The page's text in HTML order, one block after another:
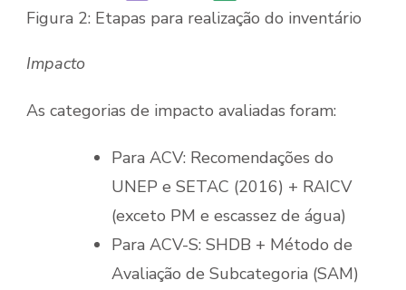
Figura 2: Etapas para realização do inventário
Impacto
As categorias de impacto avaliadas foram:
Para ACV: Recomendações do
UNEP e SETAC (2016) + RAICV
(exceto PM e escassez de água)
Para ACV-S: SHDB + Método de
Avaliação de Subcategoria (SAM)